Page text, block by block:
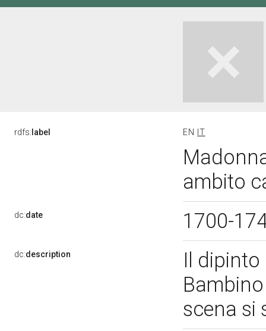
rdfs: label EN IT
ambito
dc:date 1700-
dc:description
Il
scena si